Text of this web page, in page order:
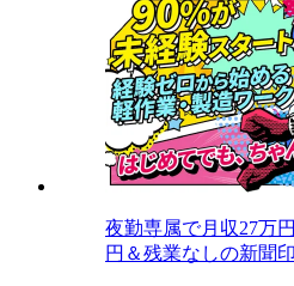
夜勤専属で月収27万
円＆残業なしの新聞